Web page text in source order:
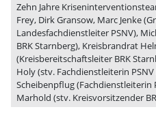
Zehn Jahre
Frey, Dirk Gransow, Marc Jenke
Landesfachdienstleiter PSNV),
BRK Starnberg), Kreisbrandrat
(Kreisbereitschaftsleiter BRK
Holy (stv. Fachdienstleiterin
Scheibenpflug (Fachdienstleiterin
Marhold (stv. Kreisvorsitzender